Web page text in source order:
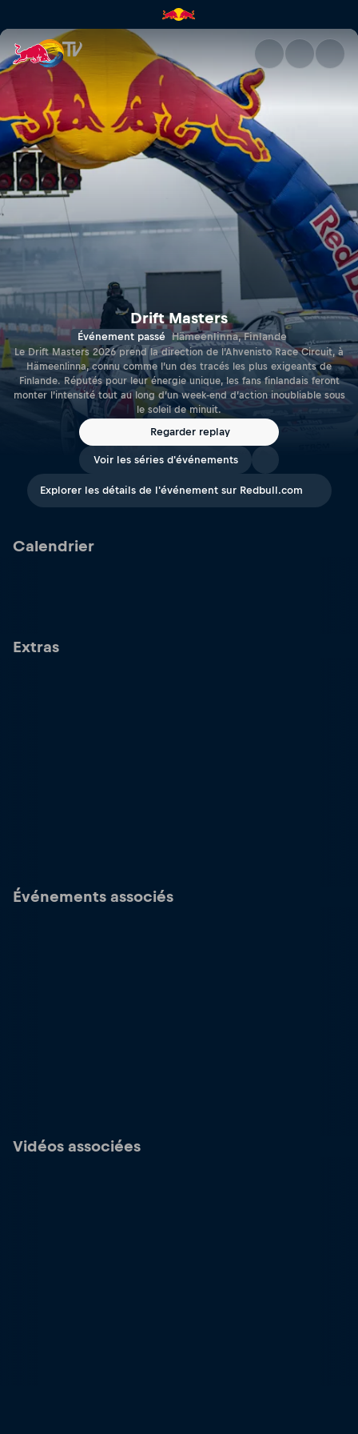
Drift Masters – Finlande |
Drift Masters
Événement passé Hämeenlinna, Finlande
Le Drift Masters 2026 prend la direction de l’Ahvenisto Race Circuit, à
Hämeenlinna, connu comme l’un des tracés les plus exigeants de
Finlande. Réputés pour leur énergie unique, les fans finlandais feront
monter l’intensité tout au long d’un week-end d’action inoubliable sous
le soleil de minuit.
Regarder replay
Voir les séries d'événements
Explorer les détails de l'événement sur Redbull.com
Calendrier
Extras
Événements associés
Vidéos associées